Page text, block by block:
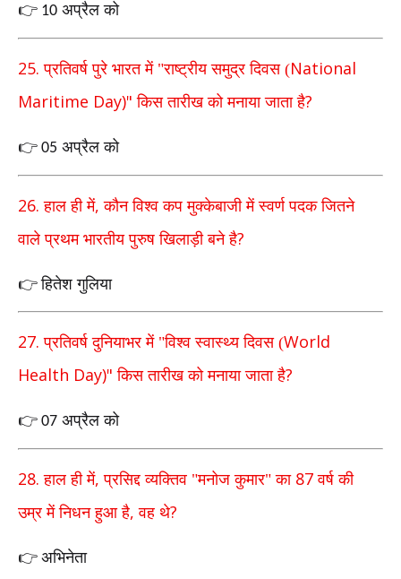
👉 10 अप्रैल को
25.प्रतिवर्ष पुरे भारत में "राष्ट्रीय समुद्र दिवस (National
Maritime Day)"किस तारीख को मनाया जाता है?
👉 05 अप्रैल को
26.हाल ही में,कौन विश्व कप मुक्केबाजी में स्वर्ण पदक जितने
वाले प्रथम भारतीय पुरुष खिलाड़ी बने है?
👉 हितेश गुलिया
27.प्रतिवर्ष दुनियाभर में "विश्व स्वास्थ्य दिवस (World
Health Day)"किस तारीख को मनाया जाता है?
👉 07 अप्रैल को
28.हाल ही में,प्रसिद्द व्यक्तिव "मनोज कुमार" का 87 वर्ष की
उम्र में निधन हुआ है,वह थे?
👉 अभिनेता